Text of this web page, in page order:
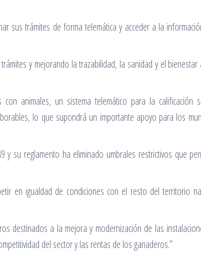
sus trámites de forma telemática y acceder a la
y mejorando la trazabilidad, la sanidad y el bienestar
animales, un sistema telemático para la calificación
lo que supondrá un importante apoyo para los
su reglamento ha eliminado umbrales restrictivos que
en igualdad de condiciones con el resto del territorio
destinados a la mejora y modernización de las
del sector y las rentas de los ganaderos.”